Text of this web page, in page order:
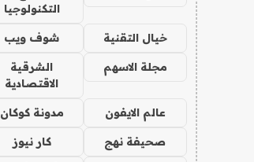
التكنولوجيا
خيال التقنية شوف ويب
مجلة الاسهم
الشرقية
الاقتصادية
عالم الايفون مدونة كوكان
صحيفة نهج كار نيوز